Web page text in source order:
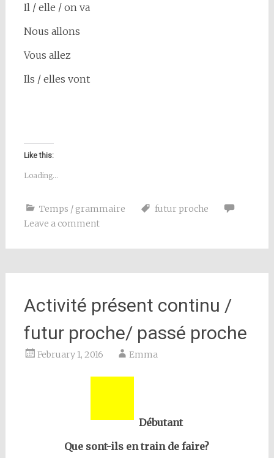
Il / elle / on va
Nous allons
Vous allez
Ils / elles vont
Like this:
Loading...
Temps / grammaire
futur proche
Leave a comment
Activité présent continu /
futur proche/ passé proche
February 1, 2016 Emma
Débutant
Que sont-ils en train de faire?